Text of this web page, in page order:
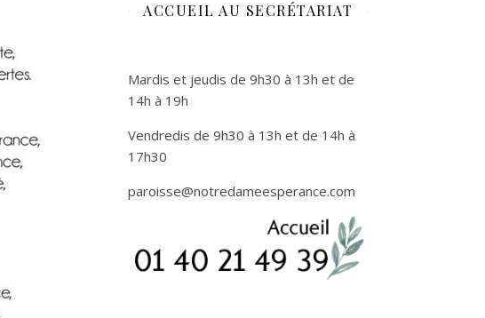
ACCUEIL AU SECRÉTARIAT
Mardis et jeudis de 9h30 à 13h et de
14h à 19h
Vendredis de 9h30 à 13h et de 14h à
17h30
paroisse@notredameesperance.com